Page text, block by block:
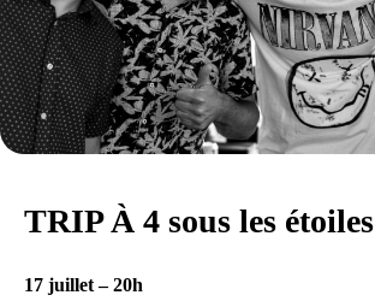
TRIP À 4 sous les étoiles
17 juillet – 20h